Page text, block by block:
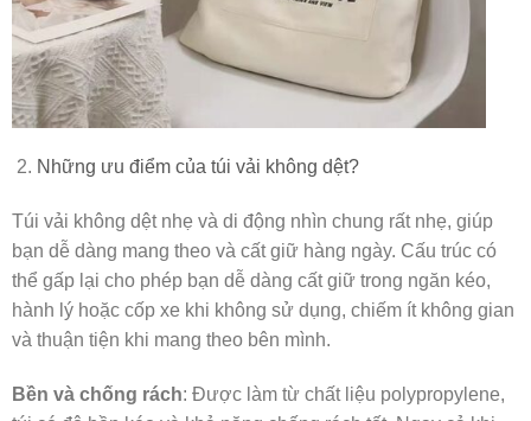
Những ưu điểm của túi vải không dệt?
Túi vải không dệt nhẹ và di động nhìn chung rất nhẹ, giúp
bạn dễ dàng mang theo và cất giữ hàng ngày. Cấu trúc có
thể gấp lại cho phép bạn dễ dàng cất giữ trong ngăn kéo,
hành lý hoặc cốp xe khi không sử dụng, chiếm ít không gian
và thuận tiện khi mang theo bên mình.
Bền và chống rách: Được làm từ chất liệu polypropylene,